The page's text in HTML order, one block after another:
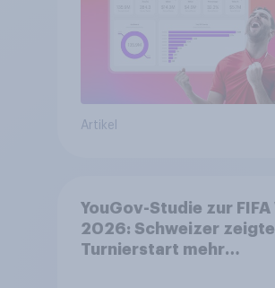
Artikel
YouGov-Studie zur FIFA
2026: Schweizer
Turnierstart mehr